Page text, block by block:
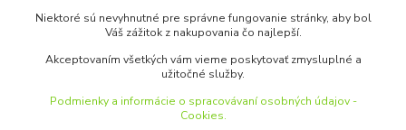
Pondelok-Piatok: 9.00-17.00hod.
objednavky@merkantil-obchod.sk
Niektoré sú nevyhnutné pre správne fungovanie stránky, aby bol
Váš zážitok z nakupovania čo najlepší.
Akceptovaním všetkých vám vieme poskytovať zmysluplné a
užitočné služby.
Podmienky a informácie o spracovávaní osobných údajov -
Cookies.